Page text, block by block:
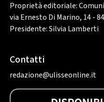
Proprietà editoriale:
via Ernesto Di Marino, 14 -
Presidente: Silvia Lamberti
Contatti
redazione@ulisseonline.it